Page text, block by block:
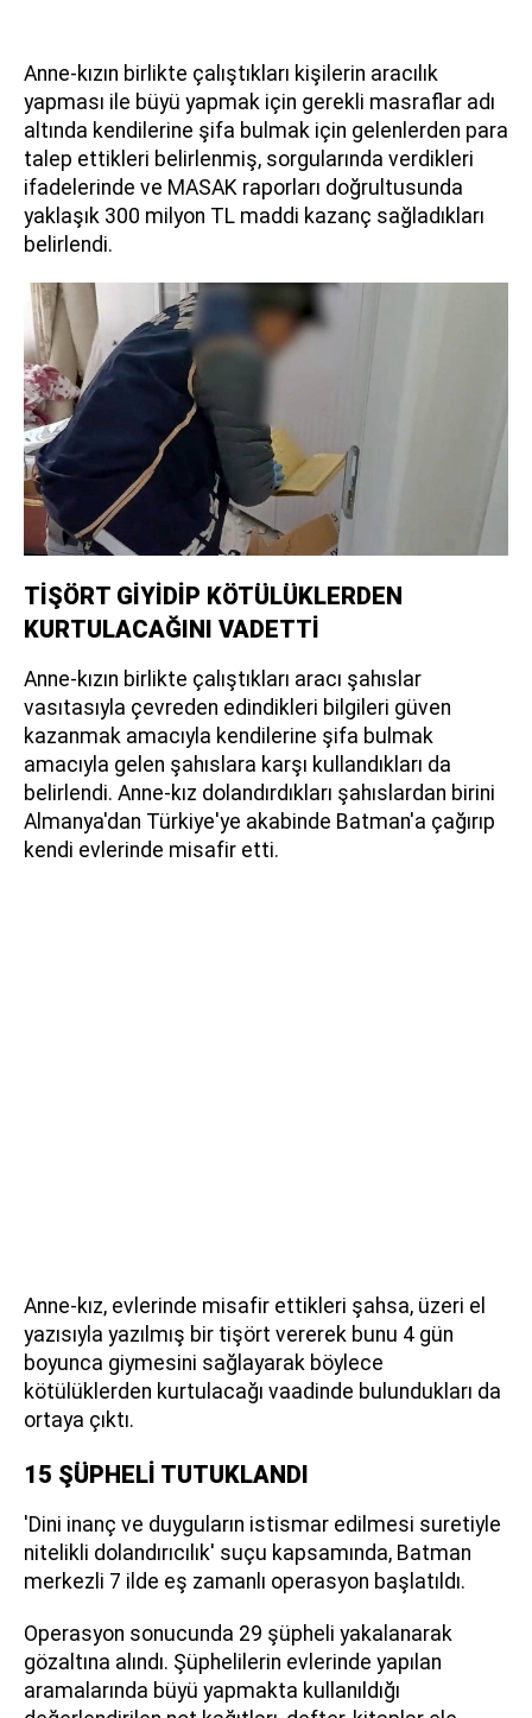
Anne-kızın birlikte çalıştıkları kişilerin aracılık
yapması ile büyü yapmak için gerekli masraflar adı
altında kendilerine şifa bulmak için gelenlerden para
talep ettikleri belirlenmiş, sorgularında verdikleri
ifadelerinde ve MASAK raporları doğrultusunda
yaklaşık 300 milyon TL maddi kazanç sağladıkları
belirlendi.
TİŞÖRT GİYİDİP KÖTÜLÜKLERDEN
KURTULACAĞINI VADETTİ
Anne-kızın birlikte çalıştıkları aracı şahıslar
vasıtasıyla çevreden edindikleri bilgileri güven
kazanmak amacıyla kendilerine şifa bulmak
amacıyla gelen şahıslara karşı kullandıkları da
belirlendi. Anne-kız dolandırdıkları şahıslardan birini
Almanya'dan Türkiye'ye akabinde Batman'a çağırıp
kendi evlerinde misafir etti.
Anne-kız, evlerinde misafir ettikleri şahsa, üzeri el
yazısıyla yazılmış bir tişört vererek bunu 4 gün
boyunca giymesini sağlayarak böylece
kötülüklerden kurtulacağı vaadinde bulundukları da
ortaya çıktı.
15 ŞÜPHELİ TUTUKLANDI
'Dini inanç ve duyguların istismar edilmesi suretiyle
nitelikli dolandırıcılık' suçu kapsamında, Batman
merkezli 7 ilde eş zamanlı operasyon başlatıldı.
Operasyon sonucunda 29 şüpheli yakalanarak
gözaltına alındı. Şüphelilerin evlerinde yapılan
aramalarında büyü yapmakta kullanıldığı